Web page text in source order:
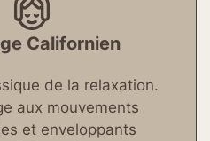
Californien
de la relaxation.
aux mouvements
et enveloppants